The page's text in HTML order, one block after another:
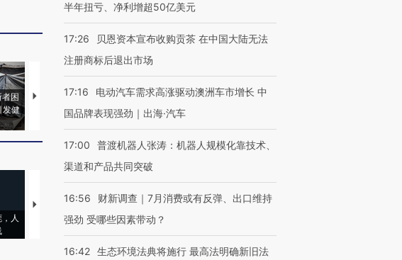
困
发健
视线｜HYROX的吸金
术：是什么让中产们甘
马航飞行员跨国走私7万
粒摇头丸 尿检体内含3种
视线｜被称为“蟑螂”的印
，人
【推广】走进第四届链博
会，让数智科技“链”接产
【特别呈现】寻找100种
【商旅对话】华住集团
半年扭亏、净利增超50亿美元
17:26
贝恩资本宣布收购贡茶 在中国大陆无法
注册商标后退出市场
17:16
电动汽车需求高涨驱动澳洲车市增长 中
国品牌表现强劲｜出海·汽车
17:00
普渡机器人张涛：机器人规模化靠技术、
渠道和产品共同突破
16:56
财新调查｜7月消费或有反弹、出口维持
强劲 受哪些因素带动？
16:42 生态环境法典将施行 最高法明确新旧法